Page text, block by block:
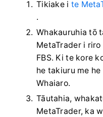
Tikiake i te
.
Whakauruhia tō
MetaTrader i
FBS. Ki te kore
he takiuru me
Whaiaro.
Tāutahia,
MetaTrader, ka